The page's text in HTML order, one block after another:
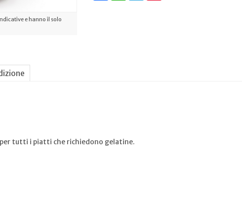
e hanno il solo
tutti i piatti che richiedono gelatine.